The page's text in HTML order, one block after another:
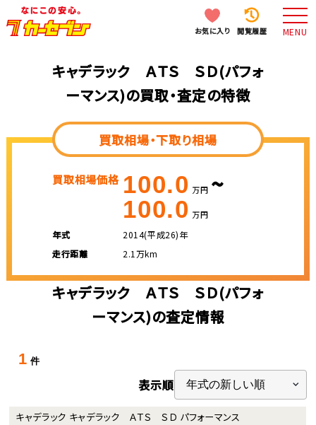
お気に入り 閲覧履歴 MENU
キャデラック ＡＴＳ ＳＤ(パフォ
ーマンス)の買取・査定の特徴
買取相場・下取り相場
買取相場価格 100.0 万円 ~
100.0 万円
年式
2014(平成26)年
走行距離
2.1万km
キャデラック ＡＴＳ ＳＤ(パフォ
ーマンス)の査定情報
1 件
表示順
キャデラック キャデラック ＡＴＳ ＳＤ パフォーマンス